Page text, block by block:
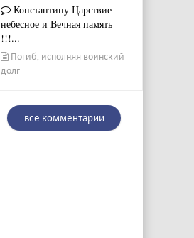
Константину Царствие
небесное и Вечная память
!!!...
Погиб, исполняя воинский
долг
все комментарии